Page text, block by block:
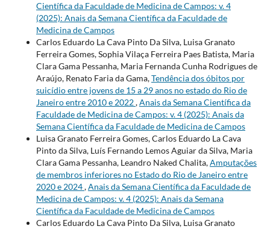
Científica da Faculdade de Medicina de Campos: v. 4
(2025): Anais da Semana Científica da Faculdade de
Medicina de Campos
Carlos Eduardo La Cava Pinto Da Silva, Luisa Granato
Ferreira Gomes, Sophia Vilaça Ferreira Paes Batista, Maria
Clara Gama Pessanha, Maria Fernanda Cunha Rodrigues de
Araújo, Renato Faria da Gama,Tendência dos óbitos por
suicídio entre jovens de 15 a 29 anos no estado do Rio de
Janeiro entre 2010 e 2022,Anais da Semana Científica da
Faculdade de Medicina de Campos: v. 4 (2025): Anais da
Semana Científica da Faculdade de Medicina de Campos
Luisa Granato Ferreira Gomes, Carlos Eduardo La Cava
Pinto da Silva, Luís Fernando Lemos Aguiar da Silva, Maria
Clara Gama Pessanha, Leandro Naked Chalita,Amputações
de membros inferiores no Estado do Rio de Janeiro entre
2020 e 2024,Anais da Semana Científica da Faculdade de
Medicina de Campos: v. 4 (2025): Anais da Semana
Científica da Faculdade de Medicina de Campos
Carlos Eduardo La Cava Pinto Da Silva, Luisa Granato